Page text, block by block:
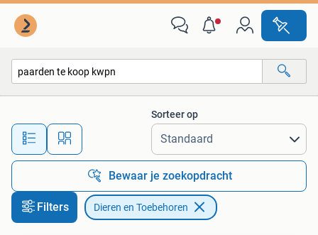
Alle afstanden…
Sorteer op
Bewaar je zoekopdracht
Filters Dieren en Toebehoren